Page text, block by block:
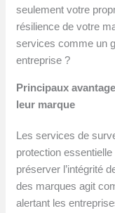
seulement votre
résilience de votre
services comme un
entreprise ?
Principaux
leur marque
Les services de
protection
préserver l’intégrité
des marques agit
alertant les